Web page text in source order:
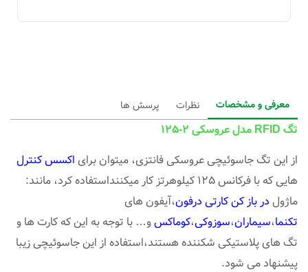
معرفی و مشخصات نظرات پرسش ها
تگ RFID مدل عروسکی 2-125
از این تگ جاسوئیچی عروسکی فانتزی، میتوان برای اکسس کنترل
هایی که با فرکانس 125 کیلوهرتز کار میکننداستفاده کرد، مانند:
ماژول در باز کن کارتی درفون،آیفون های
تکنما،سیماران،سوزوکی،کوماکسو… با توجه به این که کارت ها و
تگ های پلاستیکی شکننده هستند،استفاده از این جاسوئیچی زیبا
پیشنهاد می شود.